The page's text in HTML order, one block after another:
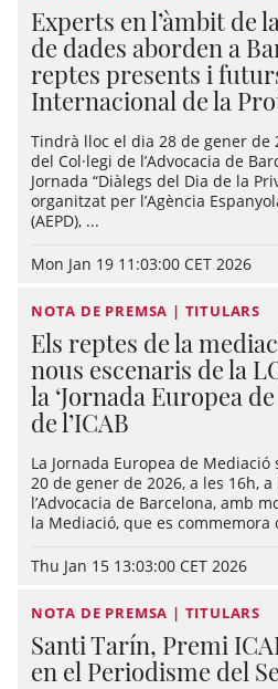
Experts en l’àmbit de
de dades aborden a
reptes presents i
Internacional de la
Tindrà lloc el dia 28 de gener de
del Col·legi de l’Advocacia de
Jornada “Diàlegs del Dia de la
organitzat per l’Agència
(AEPD), ...
Mon Jan 19 11:03:00 CET 2026
NOTA DE PREMSA | TITULARS
Els reptes de la
nous escenaris de la
la ‘Jornada Europea
de l’ICAB
La Jornada Europea de
20 de gener de 2026, a les 16h,
l’Advocacia de Barcelona, amb
la Mediació, que es commemora
Thu Jan 15 13:03:00 CET 2026
NOTA DE PREMSA | TITULARS
Santi Tarín, Premi
en el Periodisme del